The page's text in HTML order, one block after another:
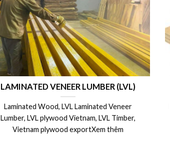
LAMINATED VENEER LUMBER (LVL)
Laminated Wood, LVL Laminated Veneer
Lumber, LVL plywood Vietnam, LVL Timber,
Vietnam plywood exportXem thêm